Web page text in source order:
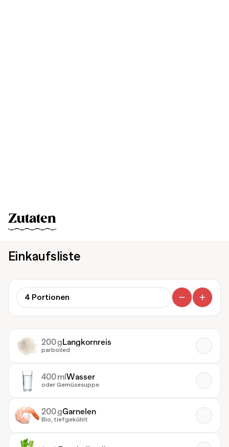
Zutaten